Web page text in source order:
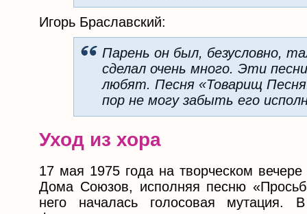
Игорь Браславский:
Парень он был, безусловно,
сделал очень много. Эти
любят. Песня «Товарищ
пор не могу забыть его
Уход из хора
17 мая 1975 года на творческом
Дома Союзов, исполняя песню
него началась голосовая мутация.